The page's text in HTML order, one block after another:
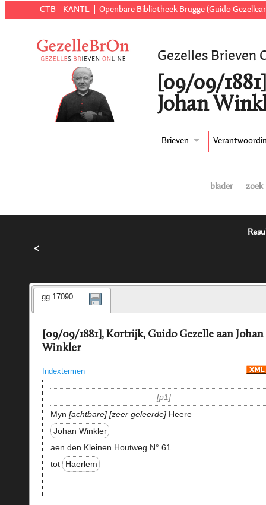
CTB - KANTL Openbare Bibliotheek Brugge (Guido
Gezelles Brieven
[09/09/
Johan
Brieven
blader zoek
<
gg.17090
[09/09/1881], Kortrijk, Guido Gezelle aan Johan
Winkler
Indextermen
p1
Myn achtbare zeer geleerde Heere
Johan Winkler
aen den Kleinen Houtweg N° 61
tot
Haerlem